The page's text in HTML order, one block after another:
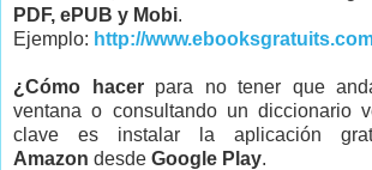
PDF, ePUB y Mobi.
Ejemplo: http://
¿Cómo hacer para no tener que
ventana o consultando un diccionario
clave es instalar la aplicación
Amazon desde Google Play.